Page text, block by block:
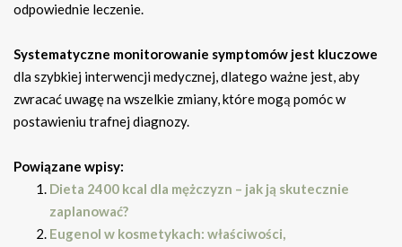
odpowiednie leczenie.
Systematyczne monitorowanie symptomów jest kluczowe
dla szybkiej interwencji medycznej, dlatego ważne jest, aby
zwracać uwagę na wszelkie zmiany, które mogą pomóc w
postawieniu trafnej diagnozy.
Powiązane wpisy:
Dieta 2400 kcal dla mężczyzn – jak ją skutecznie
zaplanować?
Eugenol w kosmetykach: właściwości,